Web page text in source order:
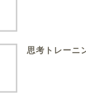
思考トレーニ